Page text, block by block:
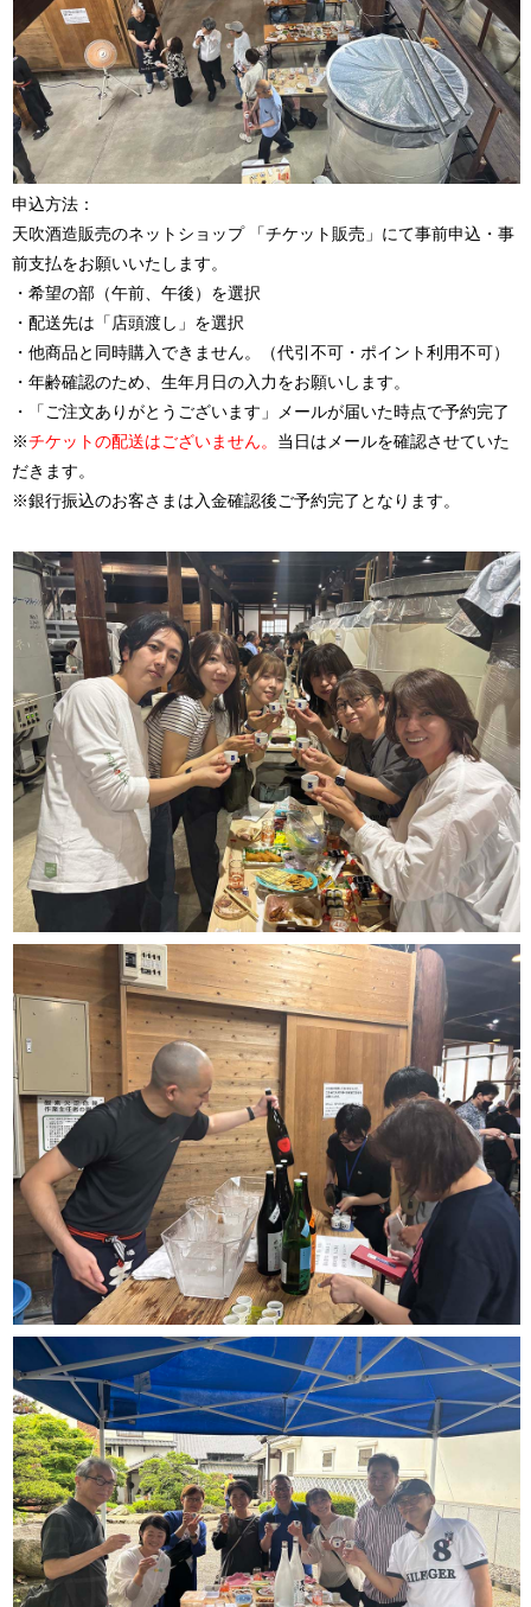
申込方法：
天吹酒造販売のネットショップ 「チケット販売」にて事前申込・事
前支払をお願いいたします。
・希望の部（午前、午後）を選択
・配送先は「店頭渡し」を選択
・他商品と同時購入できません。（代引不可・ポイント利用不可）
・年齢確認のため、生年月日の入力をお願いします。
・「ご注文ありがとうございます」メールが届いた時点で予約完了
※チケットの配送はございません。 当日はメールを確認させていた
だきます。
※銀行振込のお客さまは入金確認後ご予約完了となります。